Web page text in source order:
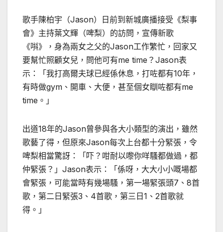
歌手陳柏宇（Jason）日前到新城廣播接受《梨事
會》主持葉文輝（啤梨）的訪問，宣傳新歌
《唞》，身為兩女之父的Jason工作繁忙，回家又
要幫忙照顧女兒，問他可有me time ？ Jason表
示：「我打高爾夫球已經係休息，打咗都有10年，
有時做gym 、開車、大便，甚至個女瞓咗都有me
time 。」
出道18年的Jason曾參與各大小類型的演出，雖然
歌藝了得，但原來Jason每次上台都十分緊張，令
啤梨相當驚訝：「吓？咁耐以嚟你咩騷都做過，都
仲緊張？」 Jason表示：「係呀，大大小小嘅場都
會緊張，可能當時有幾場騷，第一場緊張頭7 、 8首
歌，第二日緊張3 、 4首歌，第三日1 、 2首歌就
得。」